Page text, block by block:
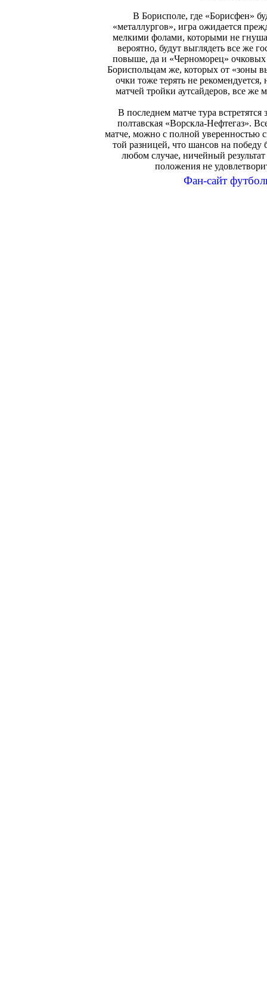
В Борисполе, где «Борисфен»
«металлургов», игра ожидается
мелкими фолами, которыми не
вероятно, будут выглядеть все же
повыше, да и «Черноморец» очковых
Бориспольцам же, которых от «зоны
очки тоже терять не
матчей тройки аутсайдеров, все
В последнем матче тура
полтавская «Ворскла-Нефтегаз».
матче, можно с полной уверенностью
той разницей, что шансов на победу
любом случае, ничейный
положения не
Фан-сайт